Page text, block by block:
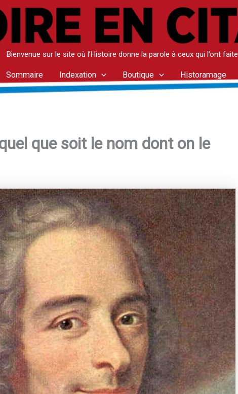
Bienvenue sur le site où l’Histoire donne la parole à ceux qui l’ont faite
Sommaire Indexation Boutique Historamage
que soit le nom dont on le